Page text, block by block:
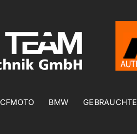
CFMOTO BMW GEBRAUCHTE